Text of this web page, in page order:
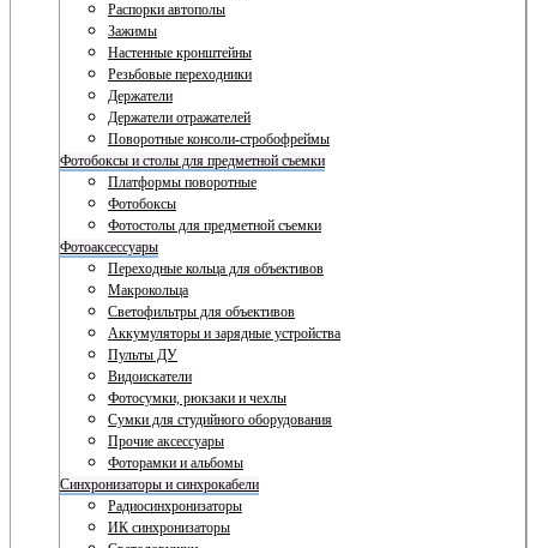
Распорки автополы
Зажимы
Настенные кронштейны
Резьбовые переходники
Держатели
Держатели отражателей
Поворотные консоли-стробофреймы
Фотобоксы и столы для предметной съемки
Платформы поворотные
Фотобоксы
Фотостолы для предметной съемки
Фотоаксессуары
Переходные кольца для объективов
Макрокольца
Светофильтры для объективов
Аккумуляторы и зарядные устройства
Пульты ДУ
Видоискатели
Фотосумки, рюкзаки и чехлы
Сумки для студийного оборудования
Прочие аксессуары
Фоторамки и альбомы
Синхронизаторы и синхрокабели
Радиосинхронизаторы
ИК синхронизаторы